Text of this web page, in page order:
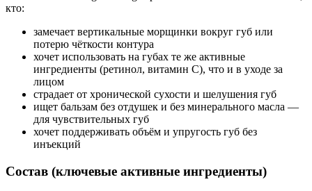
кто:
замечает вертикальные морщинки вокруг губ или
потерю чёткости контура
хочет использовать на губах те же активные
ингредиенты (ретинол, витамин C), что и в уходе за
лицом
страдает от хронической сухости и шелушения губ
ищет бальзам без отдушек и без минерального масла —
для чувствительных губ
хочет поддерживать объём и упругость губ без
инъекций
Состав (ключевые активные ингредиенты)